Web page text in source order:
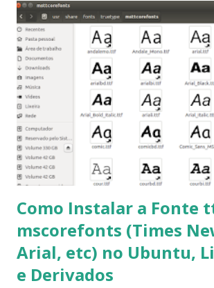
para usuários iniciantes... 1- Atualizar a
sudo apt-get update 2- Atualizar toda a
get -f dist-upgrade ou update-manager -d
pacotes: $ sudo apt-get install [nome do
Procurar arquivos corrompidos: $ sudo
Corrigir problemas de dependências,
pacotes pendentes e outros erros: $
6- Se o comando sudo apt-get -f install
Como Instalar a Fonte
mscorefonts (Times
Arial, etc) no Ubuntu,
e Derivados